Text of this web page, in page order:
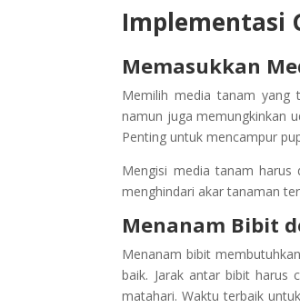
Implementasi
Memasukkan
Memilih media tanam yang
namun juga memungkinkan
Penting untuk mencampur
Mengisi media tanam harus
menghindari akar tanaman
Menanam Bibit
Menanam bibit
baik. Jarak antar bibit harus
matahari. Waktu terbaik